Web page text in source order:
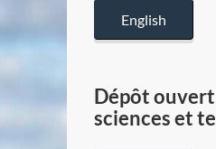
English
Dépôt
sciences et